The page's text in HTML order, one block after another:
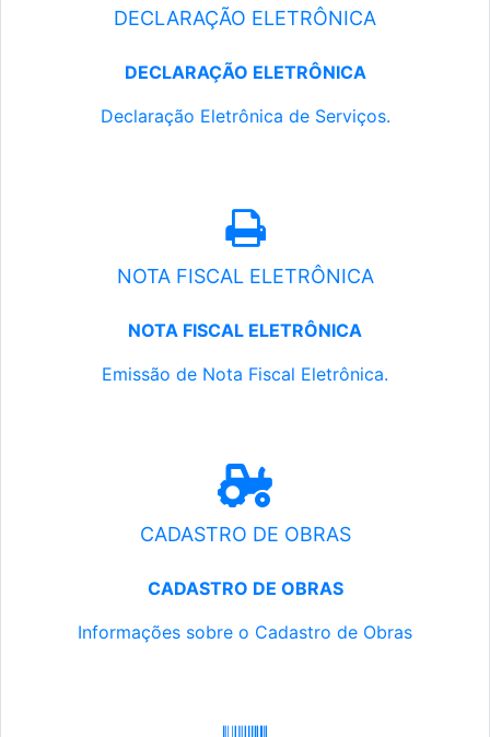
DECLARAÇÃO ELETRÔNICA
DECLARAÇÃO ELETRÔNICA
Declaração Eletrônica de Serviços.
NOTA FISCAL ELETRÔNICA
NOTA FISCAL ELETRÔNICA
Emissão de Nota Fiscal Eletrônica.
CADASTRO DE OBRAS
CADASTRO DE OBRAS
Informações sobre o Cadastro de Obras